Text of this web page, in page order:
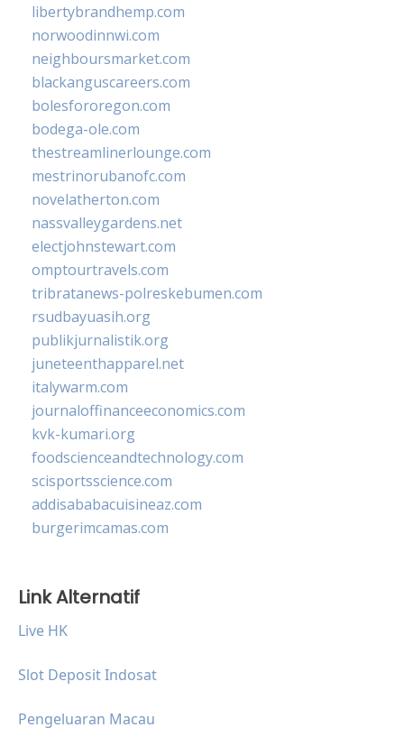
libertybrandhemp.com
norwoodinnwi.com
neighboursmarket.com
blackanguscareers.com
bolesfororegon.com
bodega-ole.com
thestreamlinerlounge.com
mestrinorubanofc.com
novelatherton.com
nassvalleygardens.net
electjohnstewart.com
omptourtravels.com
tribratanews-polreskebumen.com
rsudbayuasih.org
publikjurnalistik.org
juneteenthapparel.net
italywarm.com
journaloffinanceeconomics.com
kvk-kumari.org
foodscienceandtechnology.com
scisportsscience.com
addisababacuisineaz.com
burgerimcamas.com
Link Alternatif
Live HK
Slot Deposit Indosat
Pengeluaran Macau